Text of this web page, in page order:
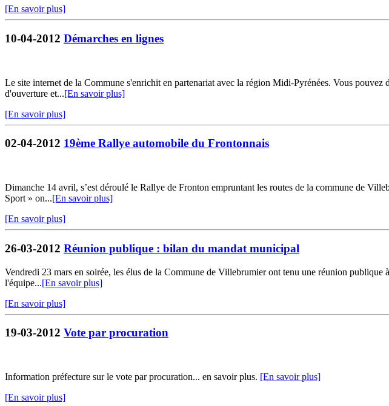
[En savoir plus]
10-04-2012 Démarches en lignes
Le site internet de la Commune s'enrichit en partenariat avec la région Midi-Pyrénées. Vous
d'ouverture et...[En savoir plus]
[En savoir plus]
02-04-2012 19ème Rallye automobile du Frontonnais
Dimanche 14 avril, s’est déroulé le Rallye de Fronton empruntant les routes de la commune de
Sport » on...[En savoir plus]
[En savoir plus]
26-03-2012 Réunion publique : bilan du mandat municipal
Vendredi 23 mars en soirée, les élus de la Commune de Villebrumier ont tenu une réunion
l'équipe...[En savoir plus]
[En savoir plus]
19-03-2012 Vote par procuration
Information préfecture sur le vote par procuration... en savoir plus. [En savoir plus]
[En savoir plus]